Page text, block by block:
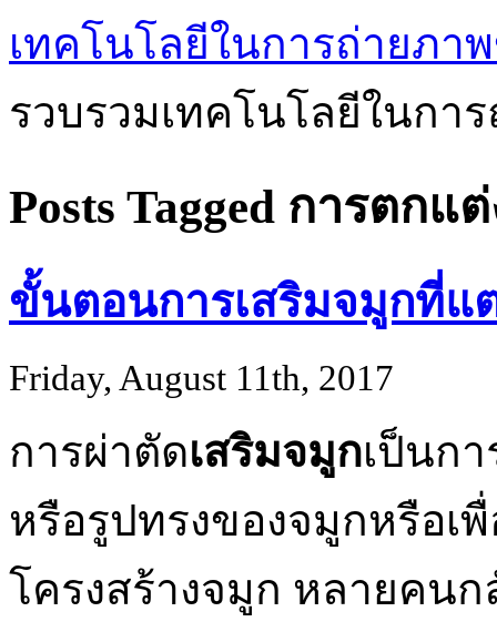
เทคโนโลยีในการถ่ายภา
รวบรวมเทคโนโลยีในกา
Posts Tagged การตกแ
ขั้นตอนการเสริมจมูกที่แ
Friday, August 11th, 2017
การผ่าตัดเสริมจมูกเป็นก
หรือรูปทรงของจมูกหรือเ
โครงสร้างจมูก หลายคน